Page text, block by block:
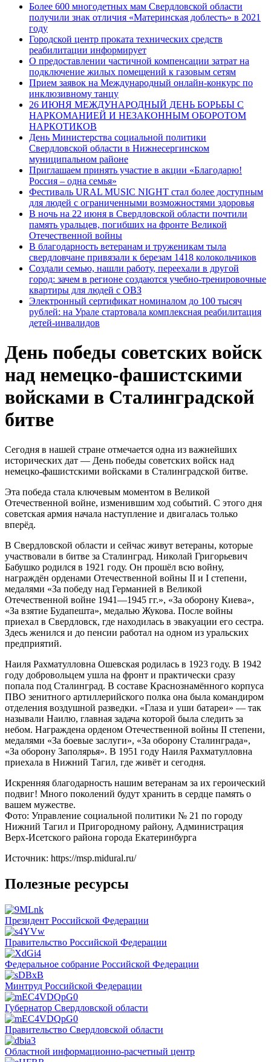
Более 600 многодетных мам Свердловской области
получили знак отличия «Материнская доблесть» в 2021
году
Городской центр проката технических средств
реабилитации информирует
О предоставлении частичной компенсации затрат на
подключение жилых помещений к газовым сетям
Прием заявок на Международный онлайн-конкурс по
инклюзивному танцу
26 ИЮНЯ МЕЖДУНАРОДНЫЙ ДЕНЬ БОРЬБЫ С
НАРКОМАНИЕЙ И НЕЗАКОННЫМ ОБОРОТОМ
НАРКОТИКОВ
День Министерства социальной политики
Свердловской области в Нижнесергинском
муниципальном районе
Приглашаем принять участие в акции «Благодарю!
Россия – одна семья»
Фестиваль URAL MUSIC NIGHT стал более доступным
для людей с ограниченными возможностями здоровья
В ночь на 22 июня в Свердловской области почтили
память уральцев, погибших на фронте Великой
Отечественной войны
В благодарность ветеранам и труженикам тыла
свердловчане привязали к березам 1418 колокольчиков
Создали семью, нашли работу, переехали в другой
город: зачем в регионе создаются учебно-тренировочные
квартиры для людей с ОВЗ
Электронный сертификат номиналом до 100 тысяч
рублей: на Урале стартовала комплексная реабилитация
детей-инвалидов
День победы советских войск
над немецко-фашистскими
войсками в Сталинградской
битве
Сегодня в нашей стране отмечается одна из важнейших
исторических дат — День победы советских войск над
немецко-фашистскими войсками в Сталинградской битве.
Эта победа стала ключевым моментом в Великой
Отечественной войне, изменившим ход событий. С этого дня
советская армия начала наступление и двигалась только
вперёд.
В Свердловской области и сейчас живут ветераны, которые
участвовали в битве за Сталинград. Николай Григорьевич
Бабушко родился в 1921 году. Он прошёл всю войну,
награждён орденами Отечественной войны II и I степени,
медалями «За победу над Германией в Великой
Отечественной войне 1941—1945 гг.», «За оборону Киева»,
«За взятие Будапешта», медалью Жукова. После войны
приехал в Свердловск, где находилась в эвакуации его сестра.
Здесь женился и до пенсии работал на одном из уральских
предприятий.
Наиля Рахматулловна Ошевская родилась в 1923 году. В 1942
году добровольцем ушла на фронт и практически сразу
попала под Сталинград. В составе Краснознамённого корпуса
ПВО зенитного артиллерийского полка она была командиром
отделения воздушной разведки. «Глаза и уши батареи» — так
называли Наилю, главная задача которой была следить за
небом. Награждена орденом Отечественной войны II степени,
медалями «За боевые заслуги», «За оборону Сталинграда»,
«За оборону Заполярья». В 1951 году Наиля Рахматулловна
приехала в Нижний Тагил, где живёт и сегодня.
Искренняя благодарность нашим ветеранам за их героический
подвиг! Много поколений будут хранить в сердце память о
вашем мужестве.
Фото: Управление социальной политики № 21 по городу
Нижний Тагил и Пригородному району, Администрация
Верх-Исетского района города Екатеринбурга
Источник: https://msp.midural.ru/
Полезные ресурсы
Президент Российской Федерации
Правительство Российской Федерации
Федеральное собрание Российской Федерации
Минтруд Российской Федерации
Губернатор Свердловской области
Правительство Свердловской области
Областной информационно-расчетный центр